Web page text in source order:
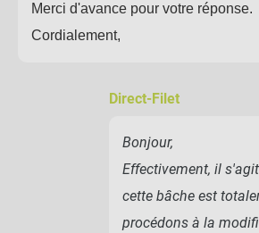
Merci d'avance pour votre réponse.
Cordialement,
Direct-Filet
Bonjour,
Effectivement, il
cette bâche est
procédons à la